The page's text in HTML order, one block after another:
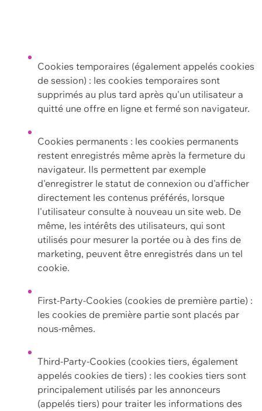
Cookies temporaires (également appelés cookies
de session) : les cookies temporaires sont
supprimés au plus tard après qu'un utilisateur a
quitté une offre en ligne et fermé son navigateur.
Cookies permanents : les cookies permanents
restent enregistrés même après la fermeture du
navigateur. Ils permettent par exemple
d'enregistrer le statut de connexion ou d'afficher
directement les contenus préférés, lorsque
l'utilisateur consulte à nouveau un site web. De
même, les intérêts des utilisateurs, qui sont
utilisés pour mesurer la portée ou à des fins de
marketing, peuvent être enregistrés dans un tel
cookie.
First-Party-Cookies (cookies de première partie) :
les cookies de première partie sont placés par
nous-mêmes.
Third-Party-Cookies (cookies tiers, également
appelés cookies de tiers) : les cookies tiers sont
principalement utilisés par les annonceurs
(appelés tiers) pour traiter les informations des